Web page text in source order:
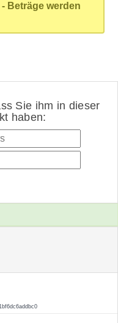
Beträge werden
Sie ihm in dieser
haben: